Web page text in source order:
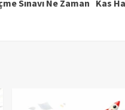
Sınavı Ne Zaman Kas